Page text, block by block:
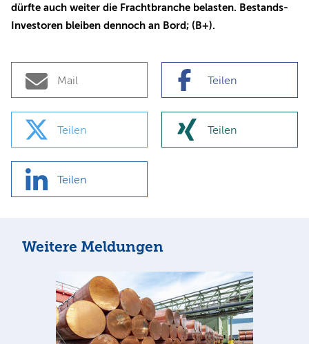
dürfte auch weiter die Frachtbranche belasten. Bestands-
Investoren bleiben dennoch an Bord; (B+).
Mail Teilen
Teilen Teilen
Teilen
Weitere Meldungen